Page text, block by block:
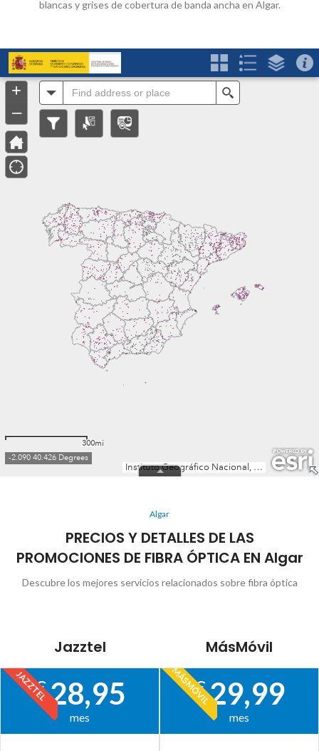
blancas y grises de cobertura de banda ancha en Algar.
Algar
PRECIOS Y DETALLES DE LAS
PROMOCIONES DE FIBRA ÓPTICA EN Algar
Descubre los mejores servicios relacionados sobre fibra óptica
Jazztel
JAZZTEL
€28,95
mes
MásMóvil
MÁSMÓVIL
€29,99
mes